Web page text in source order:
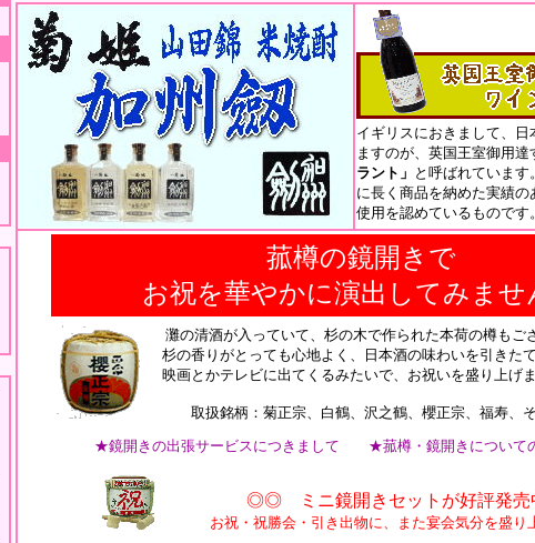
イギリスにおきまして、
ますのが、英国王室御用達
ラント」 と呼ばれていま
に長く商品を納めた実績
使用を認めているものです。
菰樽の鏡開きで
お祝を華やかに演出してみませ
灘の清酒が入っていて、杉の木で作られた本荷の樽もご
杉の香りがとっても心地よく、日本酒の味わいを引きた
映画とかテレビに出てくるみたいで、お祝いを盛り上げ
取扱銘柄：菊正宗、白鶴、沢之鶴、櫻正宗、福寿、そ
★鏡開きの出張サービスにつきまして
★菰樽・鏡開きについて
◎◎ ミニ鏡開きセットが好評発
お祝・祝勝会・引き出物に、また宴会気分を盛り